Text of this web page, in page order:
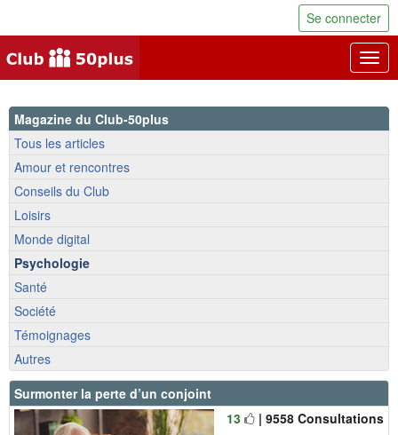
Se connecter
Magazine du Club-50plus
Tous les articles
Amour et rencontres
Conseils du Club
Loisirs
Monde digital
Psychologie
Santé
Société
Témoignages
Autres
Surmonter la perte d’un conjoint
13
| 9558 Consultations